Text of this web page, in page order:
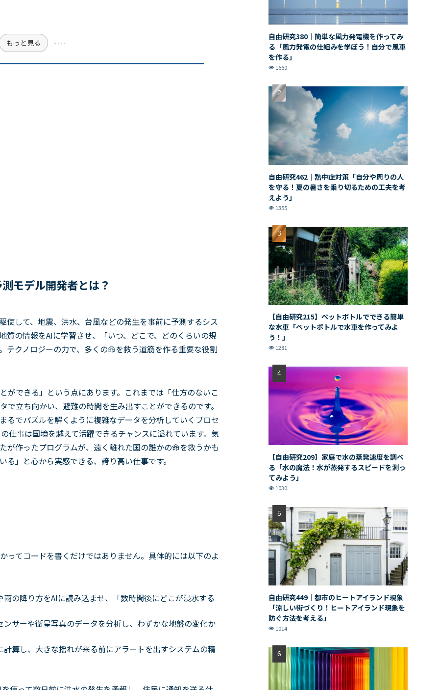
もっと見る
モデル開発者とは？
使して、地震、洪水、台風などの発生を事前に予測するシス
質の情報をAIに学習させ、「いつ、どこで、どのくらいの規
テクノロジーの力で、多くの命を救う道筋を作る重要な役割
ができる」という点にあります。これまでは「仕方のないこ
立ち向かい、避難の時間を生み出すことができるのです。
るでパズルを解くように複雑なデータを分析していくプロセ
仕事は国境を越えて活躍できるチャンスに溢れています。気
が作ったプログラムが、遠く離れた国の誰かの命を救うかも
」と心から実感できる、誇り高い仕事です。
ってコードを書くだけではありません。具体的には以下のよ
の降り方をAIに読み込ませ、「数時間後にどこが浸水する
サーや衛星写真のデータを分析し、わずかな地盤の変化か
算し、大きな揺れが来る前にアラートを出すシステムの精
自由研究380｜簡単な風力発電機を作ってみ
る「風力発電の仕組みを学ぼう！自分で風車
を作る」
1660
自由研究462｜熱中症対策「自分や周りの人
を守る！夏の暑さを乗り切るための工夫を考
えよう」
1355
【自由研究215】ペットボトルでできる簡単
な水車「ペットボトルで水車を作ってみよ
う！」
1281
【自由研究209】家庭で水の蒸発速度を調べ
る「水の魔法！水が蒸発するスピードを測っ
てみよう」
1030
自由研究449｜都市のヒートアイランド現象
「涼しい街づくり！ヒートアイランド現象を
防ぐ方法を考える」
1014